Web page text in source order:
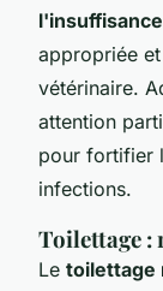
appropriée
vétérinaire.
attention
pour fortifier
infections.
Toilettage :
Le toilettage